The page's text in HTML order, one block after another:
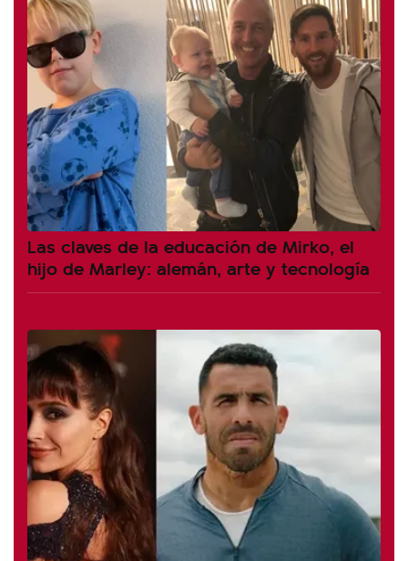
Las claves de la educación de Mirko, el
hijo de Marley: alemán, arte y tecnología